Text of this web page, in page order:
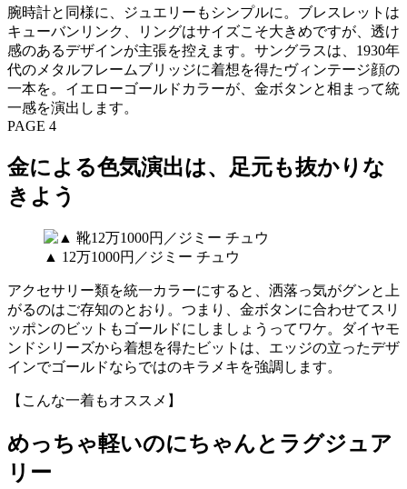
腕時計と同様に、ジュエリーもシンプルに。ブレスレットは
キューバンリンク、リングはサイズこそ大きめですが、透け
感のあるデザインが主張を控えます。サングラスは、1930年
代のメタルフレームブリッジに着想を得たヴィンテージ顔の
一本を。イエローゴールドカラーが、金ボタンと相まって統
一感を演出します。
PAGE 4
金による色気演出は、足元も抜かりな
きよう
▲ 12万1000円／ジミー チュウ
アクセサリー類を統一カラーにすると、洒落っ気がグンと上
がるのはご存知のとおり。つまり、金ボタンに合わせてスリ
ッポンのビットもゴールドにしましょうってワケ。ダイヤモ
ンドシリーズから着想を得たビットは、エッジの立ったデザ
インでゴールドならではのキラメキを強調します。
【こんな一着もオススメ】
めっちゃ軽いのにちゃんとラグジュア
リー